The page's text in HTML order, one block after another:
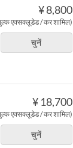
¥ 8,800
एक्सक्लूडेड / कर शामिल)
चुनें
¥ 18,700
एक्सक्लूडेड / कर शामिल)
चुनें